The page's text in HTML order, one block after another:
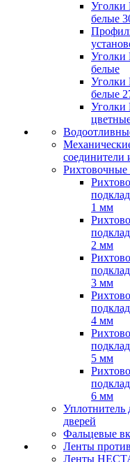
белые
белые
белые
соединители
Рихтовочные
1 мм
2 мм
3 мм
4 мм
5 мм
6 мм
Уплотнитель
дверей
Фальцевые
Ленты
Ленты